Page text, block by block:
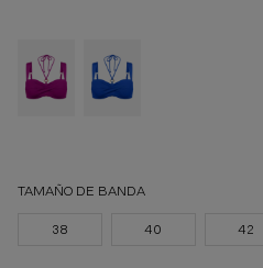
TAMAÑO DE BANDA
38 40 42